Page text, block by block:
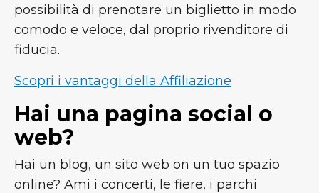
possibilità di prenotare un biglietto in modo
comodo e veloce, dal proprio rivenditore di
fiducia.
Scopri i vantaggi della Affiliazione
Hai una pagina social o
web?
Hai un blog, un sito web on un tuo spazio
online? Ami i concerti, le fiere, i parchi